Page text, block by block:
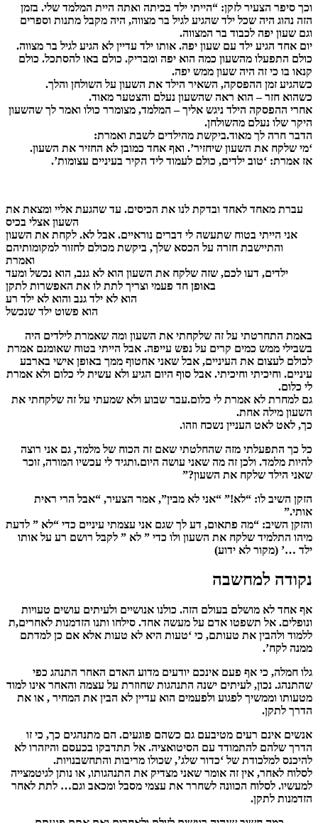
וכך סיפר הצעיר לזקן: “הייתי ילד בכיתה ואתה היית המלמד שלי. בזמן
הזה נהוג היה שכל ילד שהגיע לגיל בר מצווה, היה מקבל מתנות וספרים
וגם שעון יפה לכבוד בר המצווה.
יום אחד הגיע ילד עם שעון יפה. אותו ילד עדיין לא הגיע לגיל בר מצווה.
כולם התפעלו מהשעון כמה הוא יפה ומבריק. כולם באו להסתכל. כולם
קנאו בו כי זה היה שעון ממש יפה.
כשהגיע זמן ההפסקה, השאיר הילד את השעון על השולחן והלך.
כשהוא חזר – הוא ראה שהשעון נעלם והצטער מאוד.
אחרי ההפסקה הילד ניגש אליך – המלמד, מצומרר כולו ואמר לך שהשעון
היקר שלו נעלם מהשולחן.
הדבר חרה לך מאוד.ביקשת מהילדים לשבת ואמרת:
‘מי שלקח את השעון שיחזיר’. ואף אחד כמובן לא החזיר את השעון.
אז אמרת: ‘טוב ילדים, כולם לעמוד ליד הקיר בעיניים עצומות’.
עברת מאחד לאחד ובדקת לנו את הכיסים. עד שהגעת אליי ומצאת את
השעון אצלי בכיס
אני הייתי בטוח שתעשה לי דברים נוראיים. אבל לא. לקחת את השעון
והתיישבת חזרה על הכסא שלך, ביקשת מכולם לחזור למקומותיהם
ואמרת
ילדים, דעו לכם, שזה שלקח את השעון הוא לא גנב, הוא נכשל ומעד
באופן חד פעמי וצריך לתת לו את האפשרות לתקן
הוא לא ילד גנב והוא לא ילד רע
הוא פשוט ילד שנכשל
באמת התחרטתי על זה שלקחתי את השעון ומה שאמרת לילדים היה
בשבילי ממש כמים קרים על נפש עייפה. אבל הייתי בטוח שאומנם אמרת
לכולם לעצום את העיניים, אבל שאני אחטוף ממך באופן אישי בארבע
עיניים. וחיכיתי וחיכיתי. אבל סוף היום הגיע ולא עשית לי כלום ולא אמרת
לי כלום.
גם למחרת לא אמרת לי כלום.עבר שבוע ולא שמעתי על זה שלקחתי את
השעון מילה אחת.
כך, לאט לאט העניין נשכח וזהו.
כל כך התפעלתי מזה שהחלטתי שאם זה הכוח של מלמד, גם אני רוצה
להיות מלמד. ולכן זה מה שאני עושה היום.ותגיד לי עכשיו המורה, זוכר
שאני הילד שלקח את השעון?”
הזקן השיב לו: “לא!” “אני לא מבין”, אמר הצעיר, “אבל הרי ראית
אותי.”
והזקן השיב: “מה פתאום, דע לך שגם אני עצמתי עיניים כדי “לא ” לדעת
מיהו התלמיד שלקח את השעון ולו כדי ” לא ” לקבל רושם רע על אותו
ילד …’ (מקור לא ידוע)
נקודה למחשבה
אף אחד לא מושלם בעולם הזה. כולנו אנושיים ולעיתים עושים טעויות
ונופלים. אל תשפטו אדם על מעשה אחד. סילחו ותנו הזדמנות לאחרים,ת
ללמוד ולהבין את טעותם, כי ‘טעות היא לא טעות אלא אם כן למדתם
ממנה לקח’.
גלו חמלה, כי אף פעם אינכם יודעים מדוע האדם האחר התנהג כפי
שהתנהג. נכון, לעיתים ישנה התנהגות שחוזרת על עצמה והאחר אינו למוד
מטעותו וממשיך לפגוע ולפעמים הוא עדיין לא הבין את המחיר , או את
הדרך לתקן.
אנשים אינם רעים מטיבעם גם כשהם פוגעים. הם מתנהגים כך, כי זו
הדרך שלהם להתמודד עם הסיטואציה. אל תתדבקו בכעסם והיזהרו לא
להיכנס למלכודת של ‘כדור שלג’, שכולו מריבות והתחשבנויות.
לסלוח לאחר, אין זה אומר שאני מצדיק את התנהגותו, או נותן לגיטמצייה
למעשיו. לסלוח הכוונה לשחרר את עצמי מסבל ומכאב וגם… לתת לאחר
הזדמנות לתקן.